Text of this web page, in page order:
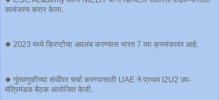
सामंजस्य करार केला.
◆ 2023 मध्ये क्रिप्टोचा अवलंब करण्यास भारत 7 व्या क्रमांकावर आहे.
◆ गुंतवणुकीच्या संधींवर चर्चा करण्यासाठी UAE ने प्रथम I2U2 उप-
मंत्रिमंडळ बैठक आयोजित केली.